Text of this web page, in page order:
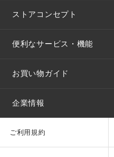
ストアコンセプト
便利なサービス・機能
お買い物ガイド
企業情報
ご利用規約